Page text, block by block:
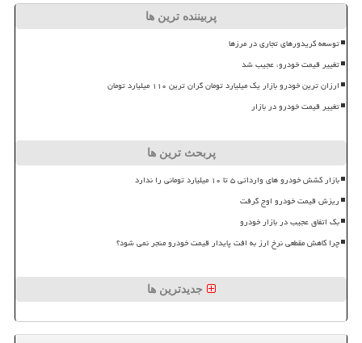
پربیننده ترین ها
توسعه کریدورهای تجاری در مرزها
تغییر قیمت خودرو، عجیب شد
ارزان ترین خودرو بازار یک میلیارد تومان گران ترین ۱۱۰ میلیارد تومان
تغییر قیمت خودرو در بازار
پربحث ترین ها
بازار کشش خودرو های وارداتی ۵ تا ۱۰ میلیارد تومانی را ندارد
ریزش قیمت خودرو اوج گرفت
بک اتفاق عجیب در بازار خودرو
چرا کاهش مقطعی نرخ ارز به افت پایدار قیمت خودرو منجر نمی شود؟
جدیدترین ها